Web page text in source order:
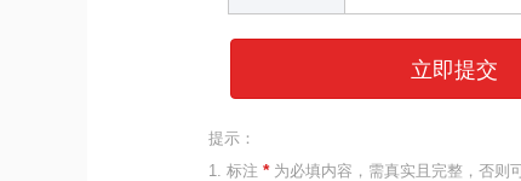
立即提交
提示：
1. 标注 * 为必填内容，需真实且完整，否则